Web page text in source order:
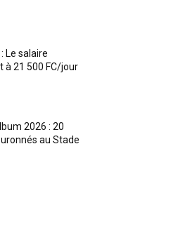
Le salaire
à 21 500 FC/jour
2026 : 20
au Stade